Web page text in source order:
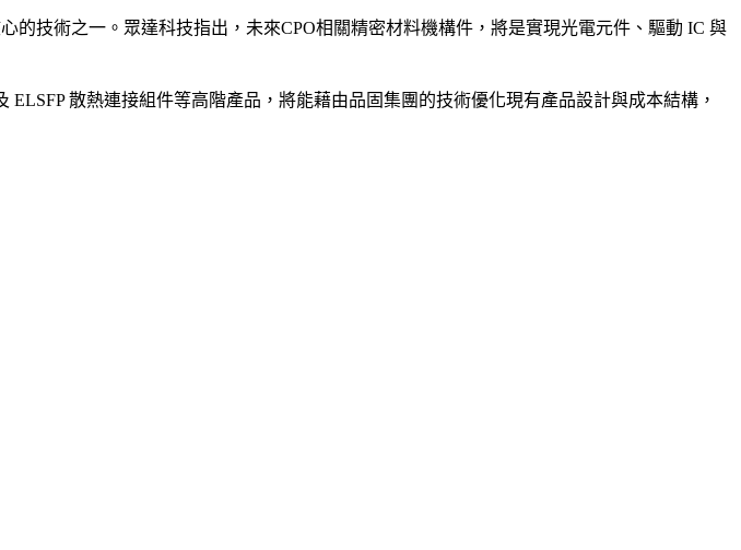
的技術之一。眾達科技指出，未來CPO相關精密材料機構件，將是實現光電元件、驅動 IC 與
散熱連接組件等高階產品，將能藉由品固集團的技術優化現有產品設計與成本結構，